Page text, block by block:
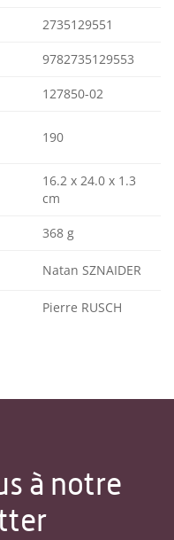
2735129551
9782735129553
127850-02
190
16.2 x 24.0 x 1.3
cm
368 g
Natan SZNAIDER
Pierre RUSCH
à notre